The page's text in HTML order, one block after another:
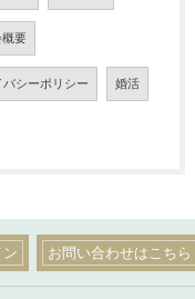
概要
バシーポリシー 婚活
ン お問い合わせはこちら